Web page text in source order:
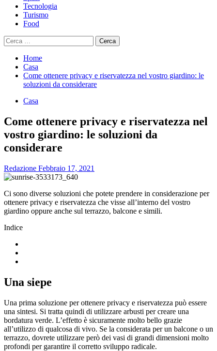
Tecnologia
Turismo
Food
Ricerca
per:
Home
Casa
Come ottenere privacy e riservatezza nel vostro giardino: le
soluzioni da considerare
Casa
Come ottenere privacy e riservatezza nel
vostro giardino: le soluzioni da
considerare
Redazione Febbraio 17, 2021
Ci sono diverse soluzioni che potete prendere in considerazione per
ottenere privacy e riservatezza che visse all’interno del vostro
giardino oppure anche sul terrazzo, balcone e simili.
Indice
Una siepe
Una prima soluzione per ottenere privacy e riservatezza può essere
una sintesi. Si tratta quindi di utilizzare arbusti per creare una
bordatura verde. L’effetto è sicuramente molto bello grazie
all’utilizzo di qualcosa di vivo. Se la considerata per un balcone o un
terrazzo, dovrete utilizzare però dei vasi di grandi dimensioni molto
profondi per garantire il corretto sviluppo radicale.